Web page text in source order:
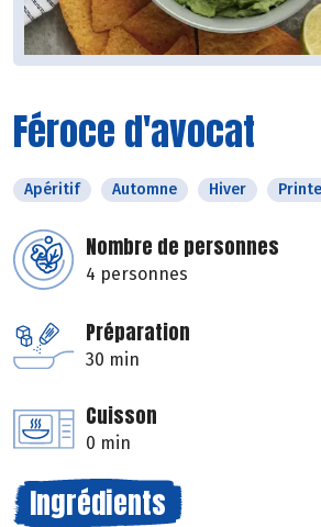
Féroce d'avocat
Apéritif Automne Hiver
Nombre de personnes
4 personnes
Préparation
30 min
Cuisson
0 min
Ingrédients